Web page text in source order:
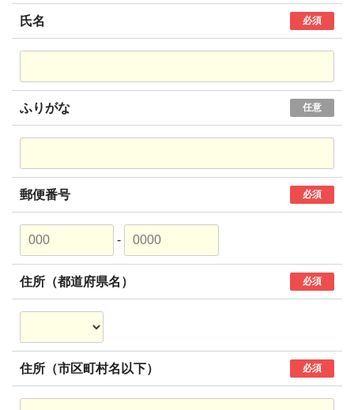
氏名 必須
ふりがな 任意
郵便番号 必須
-
住所（都道府県名） 必須
住所（市区町村名以下） 必須